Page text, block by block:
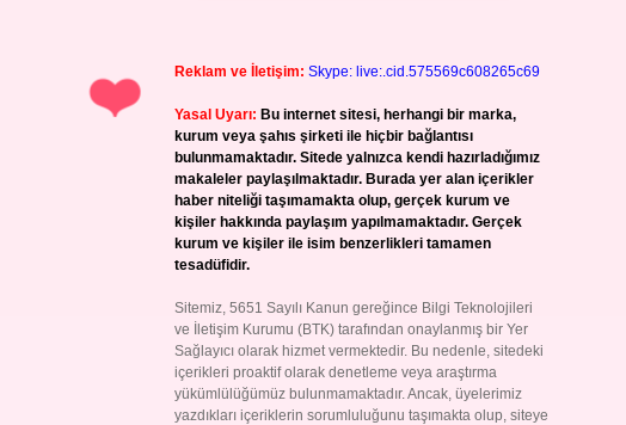
Reklam ve İletişim: Skype: live:.cid.575569c608265c69
Yasal Uyarı: Bu internet sitesi, herhangi bir marka,
kurum veya şahıs şirketi ile hiçbir bağlantısı
bulunmamaktadır. Sitede yalnızca kendi hazırladığımız
makaleler paylaşılmaktadır. Burada yer alan içerikler
haber niteliği taşımamakta olup, gerçek kurum ve
kişiler hakkında paylaşım yapılmamaktadır. Gerçek
kurum ve kişiler ile isim benzerlikleri tamamen
tesadüfidir.
Sitemiz, 5651 Sayılı Kanun gereğince Bilgi Teknolojileri
ve İletişim Kurumu (BTK) tarafından onaylanmış bir Yer
Sağlayıcı olarak hizmet vermektedir. Bu nedenle, sitedeki
içerikleri proaktif olarak denetleme veya araştırma
yükümlülüğümüz bulunmamaktadır. Ancak, üyelerimiz
yazdıkları içeriklerin sorumluluğunu taşımakta olup, siteye